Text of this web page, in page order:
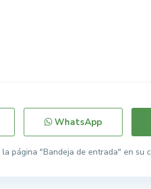
WhatsApp
página "Bandeja de entrada" en su